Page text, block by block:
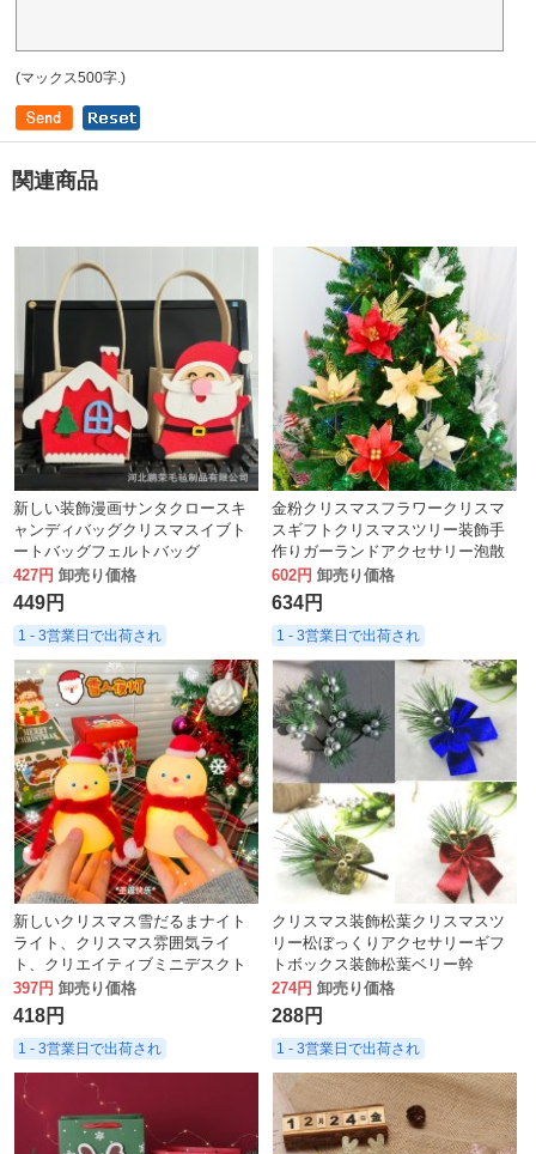
(マックス500字.)
関連商品
新しい装飾漫画サンタクロースキ
ャンディバッグクリスマスイブト
ートバッグフェルトバッグ
427円 卸売り価格
449円
1 - 3営業日で出荷され
金粉クリスマスフラワークリスマ
スギフトクリスマスツリー装飾手
作りガーランドアクセサリー泡散
りばめ金粉ペンダント
602円 卸売り価格
634円
1 - 3営業日で出荷され
新しいクリスマス雪だるまナイト
ライト、クリスマス雰囲気ライ
ト、クリエイティブミニデスクト
ップオーナメント、女の子へのギ
フト
397円 卸売り価格
418円
1 - 3営業日で出荷され
クリスマス装飾松葉クリスマスツ
リー松ぼっくりアクセサリーギフ
トボックス装飾松葉ベリー幹
274円 卸売り価格
288円
1 - 3営業日で出荷され